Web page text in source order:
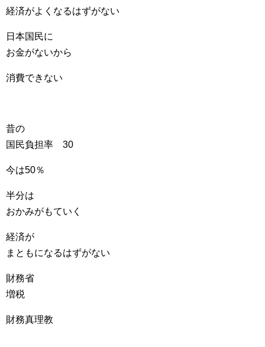
経済がよくなるはずがない
日本国民に
お金がないから
消費できない
昔の
国民負担率 30
今は50％
半分は
おかみがもていく
経済が
まともになるはずがない
財務省
増税
財務真理教